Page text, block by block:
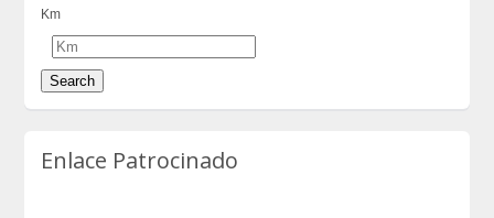
Km
Enlace Patrocinado